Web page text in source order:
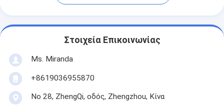
Στοιχεία Επικοινωνίας
Ms. Miranda
+8619036955870
Νο 28, ZhengQi, οδός, Zhengzhou, Κίνα